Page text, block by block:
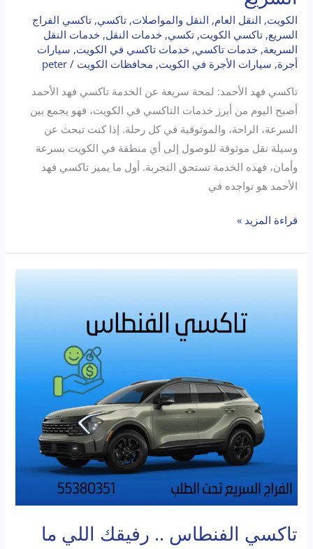
الكويت, النقل العام, النقل والمواصلات,تاكسي,تاكسي الفراج
السريع,تاكسي الكويت,تكسي,خدمات النقل,خدمات النقل
السريعة,خدمات تاكسي,خدمات تاكسي في الكويت, سيارات
أجرة, سيارات الأجرة في الكويت, محافظات الكويت /
peter
تاكسي فهد الأحمد: لمحة سريعة عن الخدمة تاكسي فهد الأحمد
أصبح اليوم من أبرز خدمات التاكسي في الكويت، فهو يجمع بين
السرعة، الراحة، والموثوقية في كل رحلة. إذا كنت تبحث عن
وسيلة نقل موثوقة للوصول إلى أي منطقة في الكويت بسرعة
وأمان، فهذه الخدمة تستحق التجربة. أول ما يميز تاكسي فهد
الأحمد هو تواجده في
قراءة المزيد »
تاكسي الفنطاس .. رفيقك اللي ما